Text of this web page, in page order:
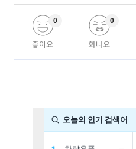
좋아요
0
화나요
0